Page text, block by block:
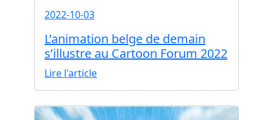
2022-10-03
L’animation belge de demain
s’illustre au Cartoon Forum 2022
Lire l'article